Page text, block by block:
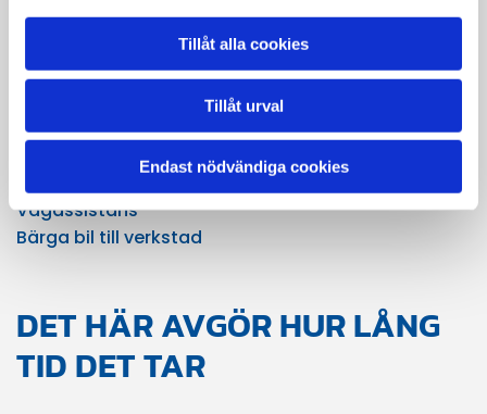
Tillåt alla cookies
Tillåt urval
Endast nödvändiga cookies
Slå på varningsblinkers direkt. Om bilen står dumt till,
typ i diket eller nära körbanan, flytta dig och alla som
är med till en trygg plats vid sidan av vägen. Har du
reflexväst, ta på den innan du kliver ur bilen. Behöver
du varna andra, sätt ut varningstriangeln men bara
om du kan göra det utan att riskera något.
Om du behöver hjälp på plats, börja här:
Vägassistans
Bärga bil till verkstad
DET HÄR AVGÖR HUR LÅNG
TID DET TAR